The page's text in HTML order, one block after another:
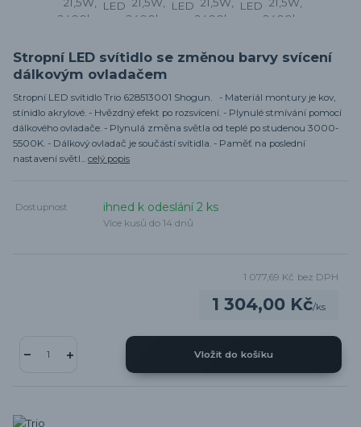
Stropní LED svítidlo se změnou barvy svícení
dálkovým ovladačem
Stropní LED svítidlo Trio 628513001 Shogun. - Materiál montury je kov,
stínidlo akrylové. - Hvězdný efekt po rozsvícení. - Plynulé stmívání pomocí
dálkového ovladače. - Plynulá změna světla od teplé po studenou 3000-
5500K. - Dálkový ovladač je součástí svítidla. - Paměť na poslední
nastavení světl... celý popis
Dostupnost ihned k odeslání 2 ks
Více kusů do 14 dnů
1 304,00 Kč/ks
1 077,69 Kč bez DPH
Vložit do košíku